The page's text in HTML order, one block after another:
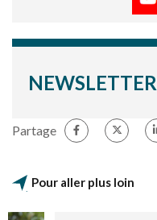
NEWSLETTER
Partage
Pour aller plus loin